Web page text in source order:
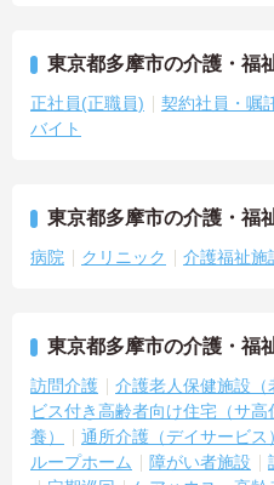
東京都多摩市の介護・福
正社員(正職員) 契約社員・嘱
バイト
東京都多摩市の介護・福
病院 クリニック 介護福祉施
東京都多摩市の介護・福
訪問介護 介護老人保健施設（
ビス付き高齢者向け住宅（サ高
養）
通所介護（デイサービス）
ループホーム
障がい者施設